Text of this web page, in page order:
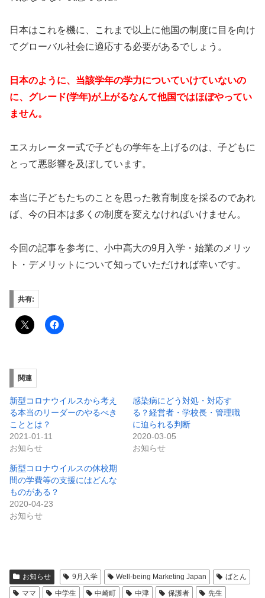
日本はこれを機に、これまで以上に他国の制度に目を向け
てグローバル社会に適応する必要があるでしょう。
日本のように、当該学年の学力についていけていないの
に、グレード(学年)が上がるなんて他国ではほぼやってい
ません。
エスカレーター式で子どもの学年を上げるのは、子どもに
とって悪影響を及ぼしています。
本当に子どもたちのことを思った教育制度を採るのであれ
ば、今の日本は多くの制度を変えなければいけません。
今回の記事を参考に、小中高大の9月入学・始業のメリッ
ト・デメリットについて知っていただければ幸いです。
共有:
関連
新型コロナウイルスから考え
る本当のリーダーのやるべき
こととは？
2021-01-11
お知らせ
感染病にどう対処・対応す
る？経営者・学校長・管理職
に迫られる判断
2020-03-05
お知らせ
新型コロナウイルスの休校期
間の学費等の支援にはどんな
ものがある？
2020-04-23
お知らせ
お知らせ 9月入学 Well-being Marketing Japan
ばとん
ママ
中学生 中崎町 中津 保護者
先生